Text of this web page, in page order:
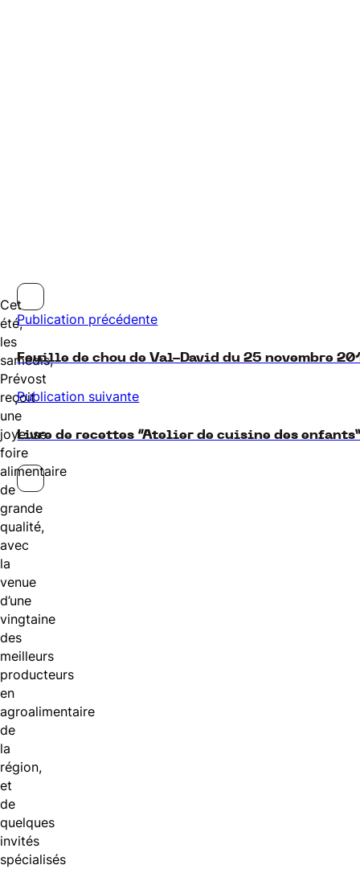
Cet
été,
les
samedis,
Prévost
reçoit
une
joyeuse
foire
alimentaire
de
grande
qualité,
avec
la
venue
d’une
vingtaine
des
meilleurs
producteurs
en
agroalimentaire
de
la
région,
et
de
quelques
invités
spécialisés
Publication précédente
Feuille de chou de Val-David du 25 novembre
Publication suivante
Livre de recettes “Atelier de cuisine des